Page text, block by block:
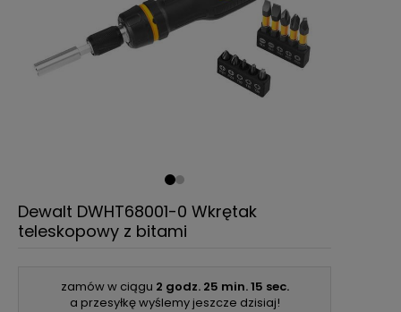
zamów w ciągu 2 godz. 25 min.15 sec.
a przesyłkę wyślemy jeszcze dzisiaj!
Dewalt DWHT68001-0 Wkrętak
teleskopowy z bitami